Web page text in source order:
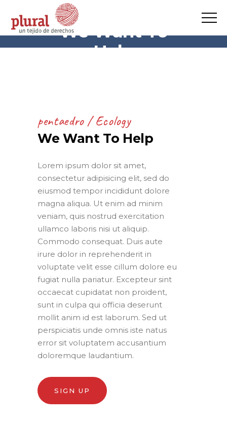
We Want To
Help
pentaedro Ecology
We Want To Help
Lorem ipsum dolor sit amet,
consectetur adipisicing elit, sed do
eiusmod tempor incididunt dolore
magna aliqua. Ut enim ad minim
veniam, quis nostrud exercitation
ullamco laboris nisi ut aliquip.
Commodo consequat. Duis aute
irure dolor in reprehenderit in
voluptate velit esse cillum dolore eu
fugiat nulla pariatur. Excepteur sint
occaecat cupidatat non proident,
sunt in culpa qui officia deserunt
mollit anim id est laborum. Sed ut
perspiciatis unde omnis iste natus
error sit voluptatem accusantium
doloremque laudantium.
SIGN UP